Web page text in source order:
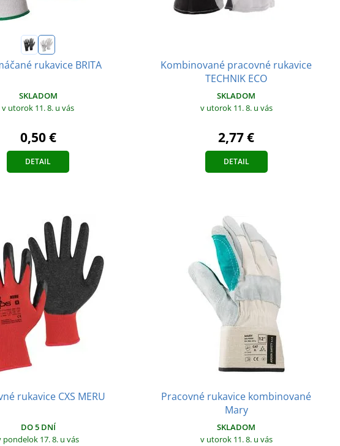
rukavice BRITA
SKLADOM
v utorok 11. 8. u vás
0,50 €
DETAIL
Kombinované pracovné rukavice
TECHNIK ECO
SKLADOM
v utorok 11. 8. u vás
2,77 €
DETAIL
rukavice CXS MERU
DO 5 DNÍ
pondelok 17. 8. u vás
Pracovné rukavice kombinované
Mary
SKLADOM
v utorok 11. 8. u vás